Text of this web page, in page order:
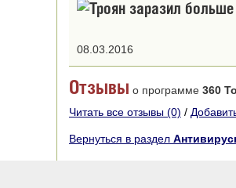
08.03.2016
Отзывы о программе 360
Читать все отзывы (0) /
Вернуться в раздел